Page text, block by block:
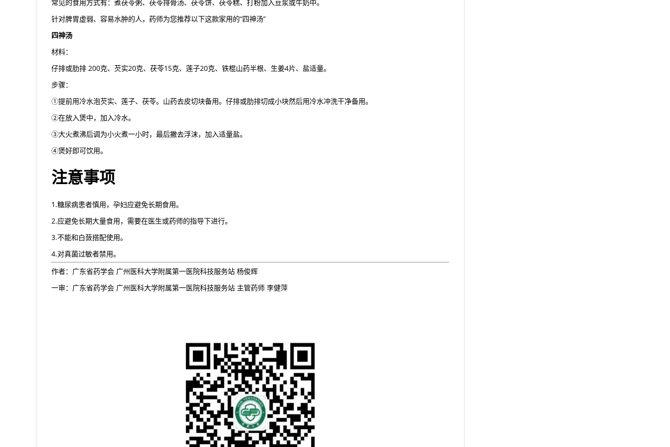
常见的食用方式有：煮茯苓粥、茯苓排骨汤、茯苓饼、茯苓糕、打粉加入豆浆或牛奶中。
针对脾胃虚弱、容易水肿的人，药师为您推荐以下这款家用的“四神汤”
四神汤
材料：
仔排或肋排 200克、芡实20克、茯苓15克、莲子20克、铁棍山药半根、生姜4片、盐适量。
步骤：
①提前用冷水泡芡实、莲子、茯苓。山药去皮切块备用。仔排或肋排切成小块然后用冷水冲洗干净备用。
②在放入煲中，加入冷水。
③大火煮沸后调为小火煮一小时，最后撇去浮沫，加入适量盐。
④煲好即可饮用。
注意事项
1.糖尿病患者慎用，孕妇应避免长期食用。
2.应避免长期大量食用，需要在医生或药师的指导下进行。
3.不能和白蔹搭配使用。
4.对真菌过敏者禁用。
作者：广东省药学会 广州医科大学附属第一医院科技服务站 杨俊辉
一审：广东省药学会 广州医科大学附属第一医院科技服务站 主管药师 李健萍